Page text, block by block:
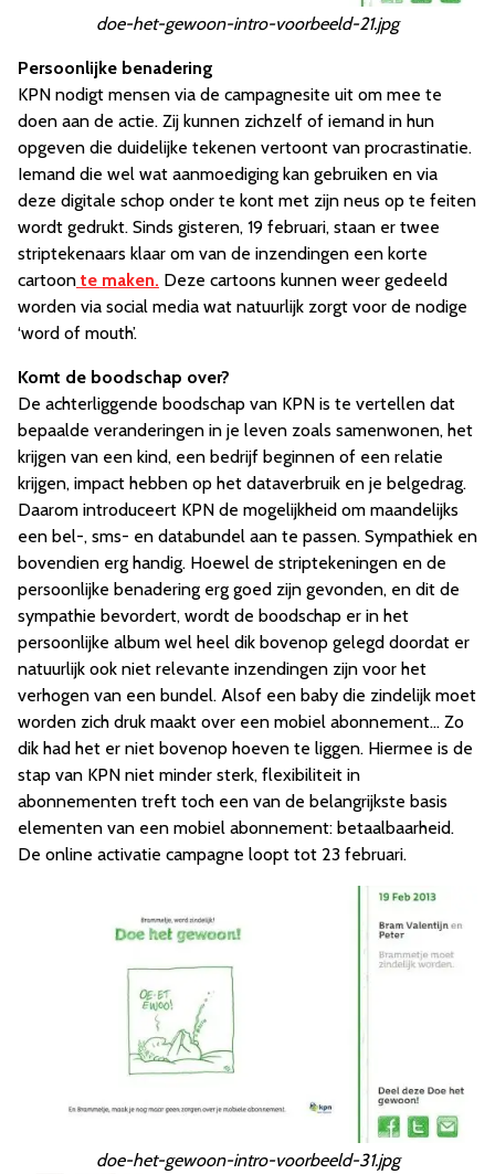
doe-het-gewoon-intro-voorbeeld-21.jpg
Persoonlijke benadering
KPN nodigt mensen via de campagnesite uit om mee te
doen aan de actie. Zij kunnen zichzelf of iemand in hun
opgeven die duidelijke tekenen vertoont van procrastinatie.
Iemand die wel wat aanmoediging kan gebruiken en via
deze digitale schop onder te kont met zijn neus op te feiten
wordt gedrukt. Sinds gisteren, 19 februari, staan er twee
striptekenaars klaar om van de inzendingen een korte
cartoon te maken. Deze cartoons kunnen weer gedeeld
worden via social media wat natuurlijk zorgt voor de nodige
‘word of mouth’.
Komt de boodschap over?
De achterliggende boodschap van KPN is te vertellen dat
bepaalde veranderingen in je leven zoals samenwonen, het
krijgen van een kind, een bedrijf beginnen of een relatie
krijgen, impact hebben op het dataverbruik en je belgedrag.
Daarom introduceert KPN de mogelijkheid om maandelijks
een bel-, sms- en databundel aan te passen. Sympathiek en
bovendien erg handig. Hoewel de striptekeningen en de
persoonlijke benadering erg goed zijn gevonden, en dit de
sympathie bevordert, wordt de boodschap er in het
persoonlijke album wel heel dik bovenop gelegd doordat er
natuurlijk ook niet relevante inzendingen zijn voor het
verhogen van een bundel. Alsof een baby die zindelijk moet
worden zich druk maakt over een mobiel abonnement… Zo
dik had het er niet bovenop hoeven te liggen. Hiermee is de
stap van KPN niet minder sterk, flexibiliteit in
abonnementen treft toch een van de belangrijkste basis
elementen van een mobiel abonnement: betaalbaarheid.
De online activatie campagne loopt tot 23 februari.
doe-het-gewoon-intro-voorbeeld-31.jpg